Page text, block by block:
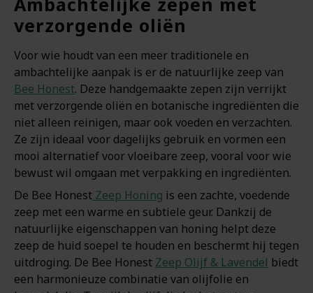
verzorgende oliën
Voor wie houdt van een meer traditionele en
ambachtelijke aanpak is er de natuurlijke zeep van
Bee Honest. Deze handgemaakte zepen zijn verrijkt
met verzorgende oliën en botanische ingrediënten die
niet alleen reinigen, maar ook voeden en verzachten.
Ze zijn ideaal voor dagelijks gebruik en vormen een
mooi alternatief voor vloeibare zeep, vooral voor wie
bewust wil omgaan met verpakking en ingrediënten.
De Bee Honest Zeep Honing is een zachte, voedende
zeep met een warme en subtiele geur. Dankzij de
natuurlijke eigenschappen van honing helpt deze
zeep de huid soepel te houden en beschermt hij tegen
uitdroging. De Bee Honest Zeep Olijf & Lavendel biedt
een harmonieuze combinatie van olijfolie en